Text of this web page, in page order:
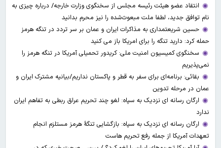
انتقاد عضو هیئت رئیسه مجلس از سخنگوی وزارت خارجه/ درباره چیزی به
نام توافق جدید، لطفا ملت مبعوث‌شده را نیز محرم بدانید
حسین شریعتمداری به مذاکرات ایران و عمان بر سر تردد در تنگه هرمز
حمله کرد: دارید تنگه را برای امریکا باز می کنید
سخنگوی کمیسیون امنیت ملی: کریدور تحمیلی آمریکا در تنگه هرمز را
نمی‌پذیریم
بقائی: برنامه‌ای برای سفر به قطر و پاکستان نداریم/بیانیه مشترک ایران و
عمان در مرحله تدوین
ارگان رسانه ای نزدیک به سپاه: لغو چند تحریم عراق ربطی به تفاهم ایران
ندارد
ارگان رسانه ای نزدیک به سپاه: بازگشایی تنگۀ هرمز مستلزم انجام
تعهدات آمریکا از جمله رفع تحریم هاست